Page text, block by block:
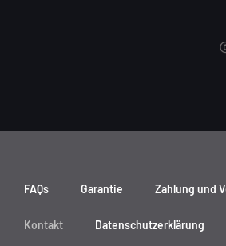
FAQs Garantie Zahlung und
Kontakt Datenschutzerklärung